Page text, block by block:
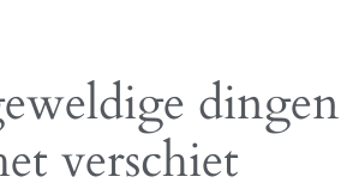
dingen
verschiet